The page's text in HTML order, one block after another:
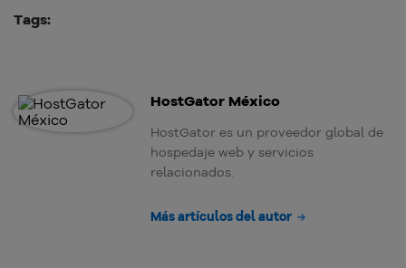
Tags:
HostGator México
HostGator es un proveedor global de
hospedaje web y servicios
relacionados.
Más artículos del autor